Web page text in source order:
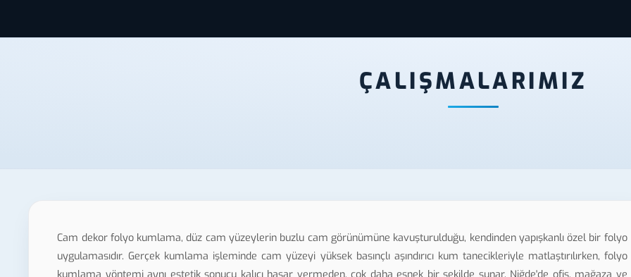
ÇALIŞMALARIMIZ
Cam dekor folyo kumlama, düz cam yüzeylerin buzlu cam görünümüne kavuşturulduğu, kendinden yapışkanlı özel bir folyo
uygulamasıdır. Gerçek kumlama işleminde cam yüzeyi yüksek basınçlı aşındırıcı kum tanecikleriyle matlaştırılırken, folyo